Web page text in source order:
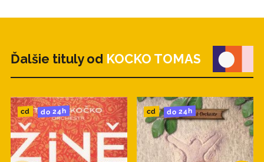
Ďalšie tituly od KOCKO TOMAS
cd do 24h cd do 24h